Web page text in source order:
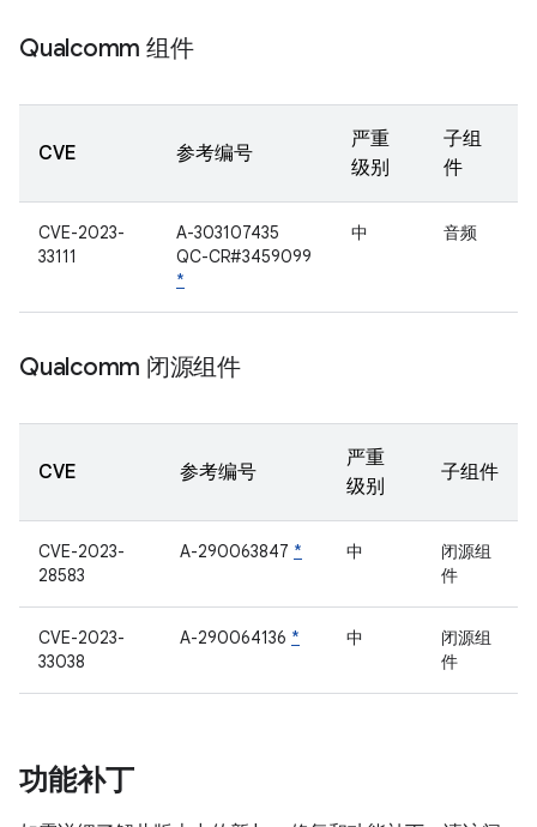
Qualcomm 组件
CVE 参考编号
严重
级别
子组
件
CVE-2023-
33111
A-303107435
QC-CR#3459099
*
中 音频
Qualcomm 闭源组件
CVE 参考编号
严重
级别
子组件
CVE-2023-
28583
A-290063847 * 中
闭源组
件
CVE-2023-
33038
A-290064136 * 中
闭源组
件
功能补丁